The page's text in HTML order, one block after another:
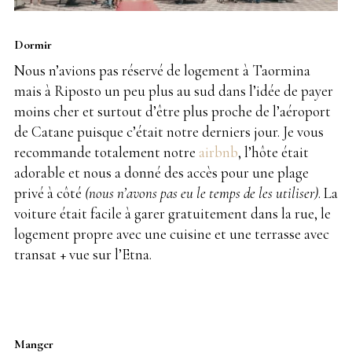
Dormir
Nous n’avions pas réservé de logement à Taormina
mais à Riposto un peu plus au sud dans l’idée de payer
moins cher et surtout d’être plus proche de l’aéroport
de Catane puisque c’était notre derniers jour. Je vous
recommande totalement notre airbnb, l’hôte était
adorable et nous a donné des accès pour une plage
privé à côté (nous n’avons pas eu le temps de les utiliser). La
voiture était facile à garer gratuitement dans la rue, le
logement propre avec une cuisine et une terrasse avec
transat + vue sur l’Etna.
Manger